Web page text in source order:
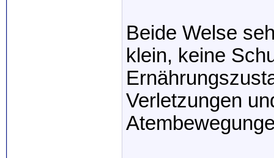
Beide Welse
klein, keine
Verletzungen